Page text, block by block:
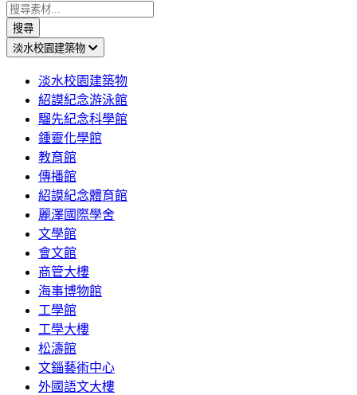
搜尋
淡水校園建築物
淡水校園建築物
紹謨紀念游泳館
騮先紀念科學館
鍾靈化學館
教育館
傳播館
紹謨紀念體育館
麗澤國際學舍
文學館
會文館
商管大樓
海事博物館
工學館
工學大樓
松濤館
文錙藝術中心
外國語文大樓